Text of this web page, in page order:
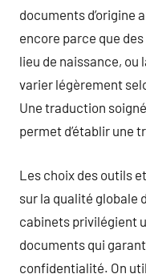
documents d’origine
encore parce que
lieu de naissance, ou
varier légèrement
Une traduction
permet d’établir une
Les choix des outils
sur la qualité globale
cabinets privilégient
documents qui
confidentialité. On